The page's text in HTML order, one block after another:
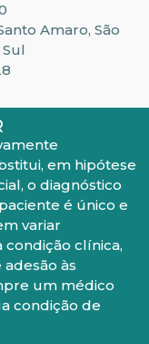
Amaro, São
em hipótese
o diagnóstico
é único e
variar
clínica,
às
um médico
condição de